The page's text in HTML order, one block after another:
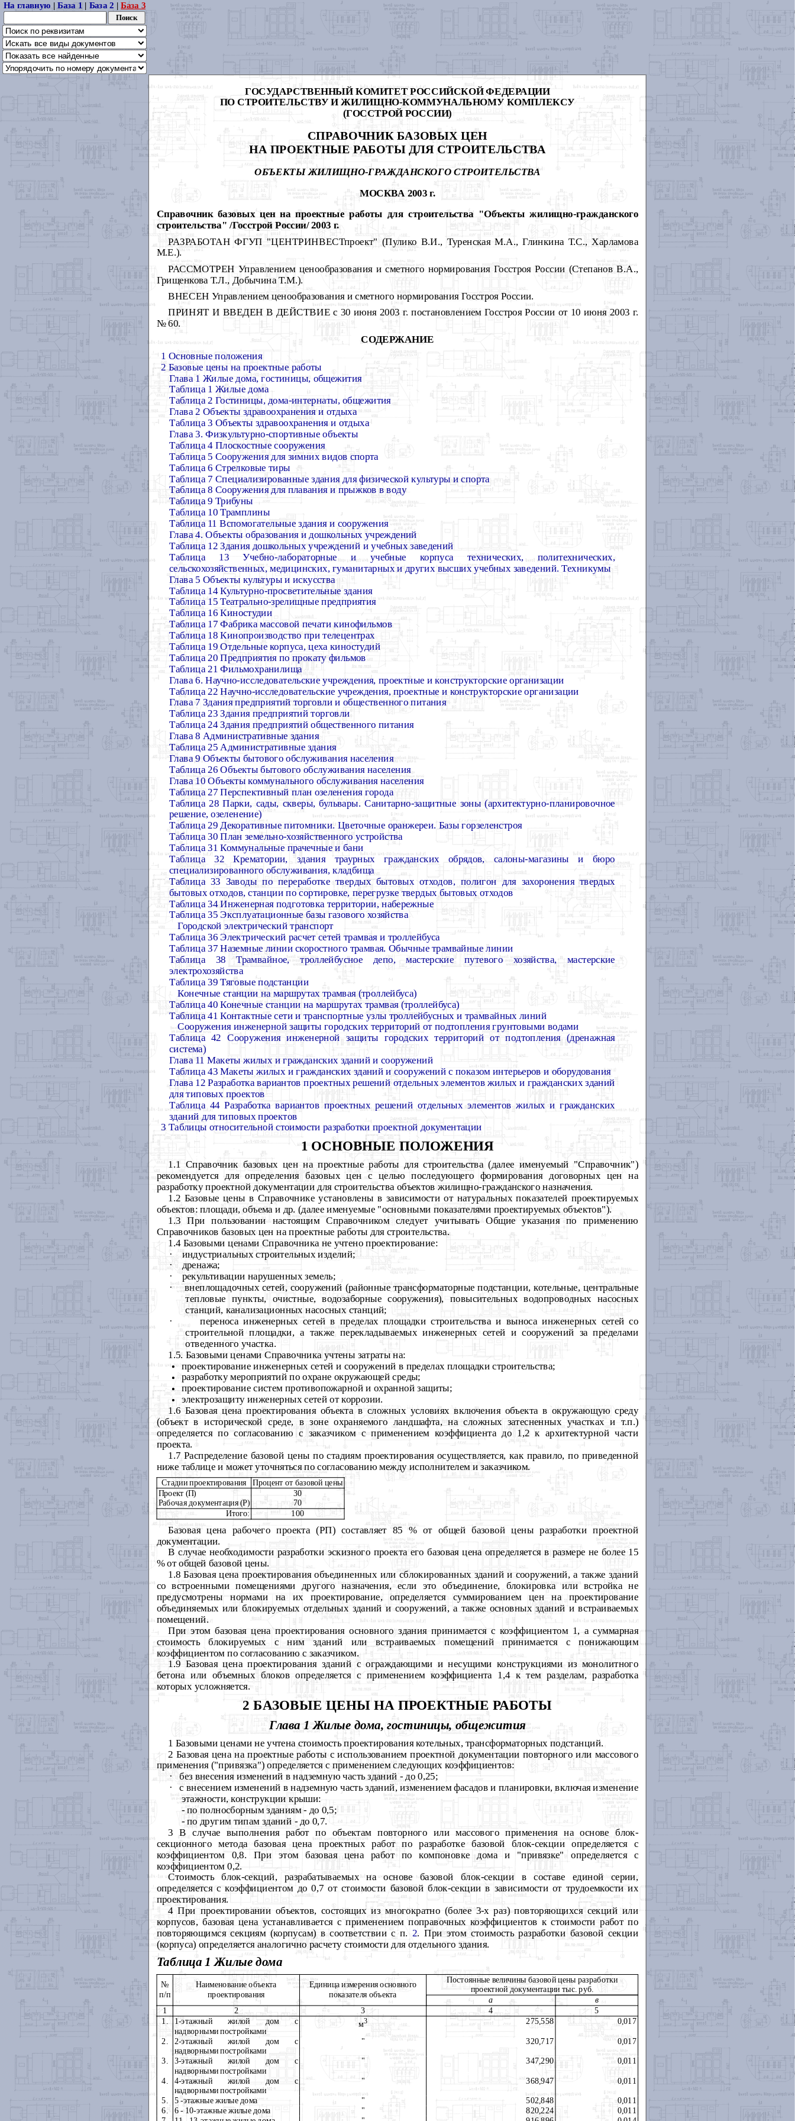
На главную |База 1 | База 2 |База 3
ГОСУДАРСТВЕННЫЙ КОМИТЕТ РОССИЙСКОЙ ФЕДЕРАЦИИ
ПО СТРОИТЕЛЬСТВУ И ЖИЛИЩНО-КОММУНАЛЬНОМУ КОМПЛЕКСУ
(ГОССТРОЙ РОССИИ)
СПРАВОЧНИК БАЗОВЫХ ЦЕН
НА ПРОЕКТНЫЕ РАБОТЫ ДЛЯ СТРОИТЕЛЬСТВА
ОБЪЕКТЫ ЖИЛИЩНО-ГРАЖДАНСКОГО СТРОИТЕЛЬСТВА
МОСКВА 2003 г.
Справочник базовых цен на проектные работы для строительства "Объекты жилищно-гражданского
строительства" /Госстрой России/ 2003 г.
РАЗРАБОТАН ФГУП "ЦЕНТРИНВЕСТпроект" (Пулико В.И., Туренская М.А., Глинкина Т.С., Харламова
М.Е.).
РАССМОТРЕН Управлением ценообразования и сметного нормирования Госстроя России (Степанов В.А.,
Грищенкова Т.Л., Добычина Т.М.).
ВНЕСЕН Управлением ценообразования и сметного нормирования Госстроя России.
ПРИНЯТ И ВВЕДЕН В ДЕЙСТВИЕ с 30 июня 2003 г. постановлением Госстроя России от 10 июня 2003 г.
№ 60.
СОДЕРЖАНИЕ
1 Основные положения
2 Базовые цены на проектные работы
Глава 1 Жилые дома, гостиницы, общежития
Таблица 1 Жилые дома
Таблица 2 Гостиницы, дома-интернаты, общежития
Глава 2 Объекты здравоохранения и отдыха
Таблица 3 Объекты здравоохранения и отдыха
Глава 3. Физкультурно-спортивные объекты
Таблица 4 Плоскостные сооружения
Таблица 5 Сооружения для зимних видов спорта
Таблица 6 Стрелковые тиры
Таблица 7 Специализированные здания для физической культуры и спорта
Таблица 8 Сооружения для плавания и прыжков в воду
Таблица 9 Трибуны
Таблица 10 Трамплины
Таблица 11 Вспомогательные здания и сооружения
Глава 4. Объекты образования и дошкольных учреждений
Таблица 12 Здания дошкольных учреждений и учебных заведений
Таблица 13
Учебно-лабораторные и учебные корпуса технических, политехнических,
сельскохозяйственных, медицинских, гуманитарных и других высших учебных заведений. Техникумы
Глава 5 Объекты культуры и искусства
Таблица 14 Культурно-просветительные здания
Таблица 15 Театрально-зрелищные предприятия
Таблица 16 Киностудии
Таблица 17 Фабрика массовой печати кинофильмов
Таблица 18 Кинопроизводство при телецентрах
Таблица 19 Отдельные корпуса, цеха киностудий
Таблица 20 Предприятия по прокату фильмов
Таблица 21 Фильмохранилища
Глава 6. Научно-исследовательские учреждения, проектные и конструкторские организации
Таблица 22 Научно-исследовательские учреждения, проектные и конструкторские организации
Глава 7 Здания предприятий торговли и общественного питания
Таблица 23 Здания предприятий торговли
Таблица 24 Здания предприятий общественного питания
Глава 8 Административные здания
Таблица 25 Административные здания
Глава 9 Объекты бытового обслуживания населения
Таблица 26 Объекты бытового обслуживания населения
Глава 10 Объекты коммунального обслуживания населения
Таблица 27 Перспективный план озеленения города
Таблица 28 Парки, сады, скверы, бульвары. Санитарно-защитные зоны (архитектурно-планировочное
решение, озеленение)
Таблица 29 Декоративные питомники. Цветочные оранжереи. Базы горзеленстроя
Таблица 30 План земельно-хозяйственного устройства
Таблица 31 Коммунальные прачечные и бани
Таблица 32 Крематории, здания траурных гражданских обрядов, салоны-магазины и бюро
специализированного обслуживания, кладбища
Таблица 33 Заводы по переработке твердых бытовых отходов, полигон для захоронения твердых
бытовых отходов, станции по сортировке, перегрузке твердых бытовых отходов
Таблица 34 Инженерная подготовка территории, набережные
Таблица 35 Эксплуатационные базы газового хозяйства
Городской электрический транспорт
Таблица 36 Электрический расчет сетей трамвая и троллейбуса
Таблица 37 Наземные линии скоростного трамвая. Обычные трамвайные линии
Таблица 38 Трамвайное, троллейбусное депо, мастерские путевого хозяйства, мастерские
электрохозяйства
Таблица 39 Тяговые подстанции
Конечные станции на маршрутах трамвая (троллейбуса)
Таблица 40 Конечные станции на маршрутах трамвая (троллейбуса)
Таблица 41 Контактные сети и транспортные узлы троллейбусных и трамвайных линий
Сооружения инженерной защиты городских территорий от подтопления грунтовыми водами
Таблица 42 Сооружения инженерной защиты городских территорий от подтопления (дренажная
система)
Глава 11 Макеты жилых и гражданских зданий и сооружений
Таблица 43 Макеты жилых и гражданских зданий и сооружений с показом интерьеров и оборудования
Глава 12 Разработка вариантов проектных решений отдельных элементов жилых и гражданских зданий
для типовых проектов
Таблица 44 Разработка вариантов проектных решений отдельных элементов жилых и гражданских
зданий для типовых проектов
3 Таблицы относительной стоимости разработки проектной документации
1 ОСНОВНЫЕ ПОЛОЖЕНИЯ
1.1 Справочник базовых цен на проектные работы для строительства (далее именуемый "Справочник")
рекомендуется для определения базовых цен с целью последующего формирования договорных цен на
разработку проектной документации для строительства объектов жилищно-гражданского назначения.
1.2 Базовые цены в Справочнике установлены в зависимости от натуральных показателей проектируемых
объектов: площади, объема и др. (далее именуемые "основными показателями проектируемых объектов").
1.3 При пользовании настоящим Справочником следует учитывать Общие указания по применению
Справочников базовых цен на проектные работы для строительства.
1.4 Базовыми ценами Справочника не учтено проектирование:
·
индустриальных строительных изделий;
·
дренажа;
· рекультивации нарушенных земель;
·
внеплощадочных сетей, сооружений (районные трансформаторные подстанции, котельные, центральные
тепловые пункты, очистные, водозаборные сооружения), повысительных водопроводных насосных
станций, канализационных насосных станций;
·
переноса инженерных сетей в пределах площадки строительства и выноса инженерных сетей со
строительной площадки, а также перекладываемых инженерных сетей и сооружений за пределами
отведенного участка.
1.5. Базовыми ценами Справочника учтены затраты на:
проектирование инженерных сетей и сооружений в пределах площадки строительства;
разработку мероприятий по охране окружающей среды;
проектирование систем противопожарной и охранной защиты;
электрозащиту инженерных сетей от коррозии.
1.6 Базовая цена проектирования объекта в сложных условиях включения объекта в окружающую среду
(объект в исторической среде, в зоне охраняемого ландшафта, на сложных затесненных участках и т.п.)
определяется по согласованию с заказчиком с применением коэффициента до 1,2 к архитектурной части
проекта.
1.7 Распределение базовой цены по стадиям проектирования осуществляется, как правило, по приведенной
ниже таблице и может уточняться по согласованию между исполнителем и заказчиком.
Стадии проектирования
Процент от базовой цены
Проект (П)
30
Рабочая документация (Р)
70
Итого: 100
Базовая цена рабочего проекта (РП) составляет 85 % от общей базовой цены разработки проектной
документации.
В случае необходимости разработки эскизного проекта его базовая цена определяется в размере не более 15
% от общей базовой цены.
1.8 Базовая цена проектирования объединенных или сблокированных зданий и сооружений, а также зданий
со встроенными помещениями другого назначения, если это объединение, блокировка или встройка не
предусмотрены нормами на их проектирование, определяется суммированием цен на проектирование
объединяемых или блокируемых отдельных зданий и сооружений, а также основных зданий и встраиваемых
помещений.
При этом базовая цена проектирования основного здания принимается с коэффициентом 1, а суммарная
стоимость блокируемых с ним зданий или встраиваемых помещений принимается с понижающим
коэффициентом по согласованию с заказчиком.
1.9 Базовая цена проектирования зданий с ограждающими и несущими конструкциями из монолитного
бетона или объемных блоков определяется с применением коэффициента 1,4 к тем разделам, разработка
которых усложняется.
2 БАЗОВЫЕ ЦЕНЫ НА ПРОЕКТНЫЕ РАБОТЫ
Глава 1 Жилые дома, гостиницы, общежития
1 Базовыми ценами не учтена стоимость проектирования котельных, трансформаторных подстанций.
2 Базовая цена на проектные работы с использованием проектной документации повторного или массового
применения ("привязка") определяется с применением следующих коэффициентов:
·
без внесения изменений в надземную часть зданий - до 0,25;
· с внесением изменений в надземную часть зданий, изменением фасадов и планировки, включая изменение
этажности, конструкции крыши:
- по полносборным зданиям - до 0,5;
- по другим типам зданий - до 0,7.
3 В случае выполнения работ по объектам повторного или массового применения на основе блок-
секционного метода базовая цена проектных работ по разработке базовой блок-секции определяется с
коэффициентом 0,8. При этом базовая цена работ по компоновке дома и "привязке" определяется с
коэффициентом 0,2.
Стоимость блок-секций, разрабатываемых на основе базовой блок-секции в составе единой серии,
определяется с коэффициентом до 0,7 от стоимости базовой блок-секции в зависимости от трудоемкости их
проектирования.
4 При проектировании объектов, состоящих из многократно (более 3-х раз) повторяющихся секций или
корпусов, базовая цена устанавливается с применением поправочных коэффициентов к стоимости работ по
повторяющимся секциям (корпусам) в соответствии с п. 2. При этом стоимость разработки базовой секции
(корпуса) определяется аналогично расчету стоимости для отдельного здания.
Таблица 1 Жилые дома
№
п/п
Наименование объекта
проектирования
Единица измерения основного
показателя объекта
Постоянные величины базовой цены разработки
проектной документации тыс. руб.
а в
1 2 3 4
5
1.
1-этажный жилой дом с
надворными постройками
м3 275,558 0,017
2. 2-этажный жилой дом с
надворными постройками
" 320,717 0,017
3.
3-этажный жилой дом с
надворными постройками
" 347,290 0,011
4.
4-этажный жилой дом с
надворными постройками
" 368,947 0,011
5. 5 -этажные жилые дома " 502,848
0,011
6.
6 - 10-этажные жилые дома " 820,224 0,011